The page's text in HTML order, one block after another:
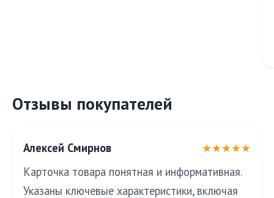
Отзывы покупателей
Алексей Смирнов
★★★★★
Карточка товара понятная и информативная.
Указаны ключевые характеристики, включая